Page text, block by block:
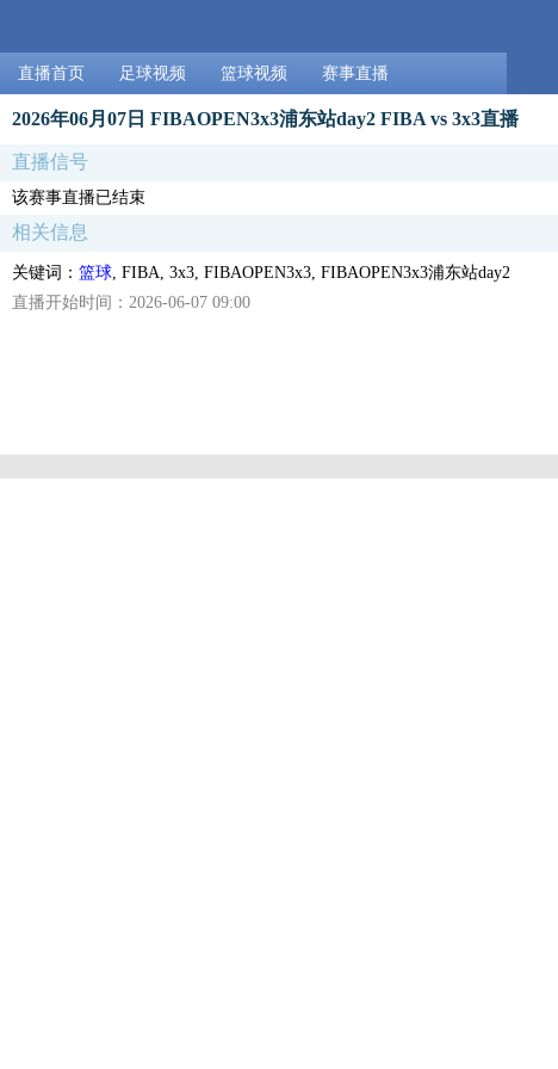
直播首页 足球视频 篮球视频 赛事直播
2026年06月07日 FIBAOPEN3x3浦东站day2 FIBA vs 3x3直播
直播信号
该赛事直播已结束
相关信息
关键词： 篮球 , FIBA, 3x3, FIBAOPEN3x3, FIBAOPEN3x3浦东站day2
直播开始时间：2026-06-07 09:00